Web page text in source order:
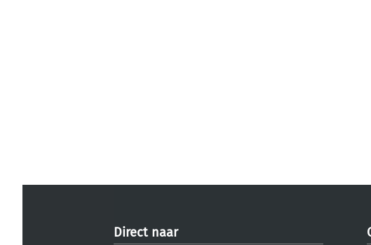
Direct naar